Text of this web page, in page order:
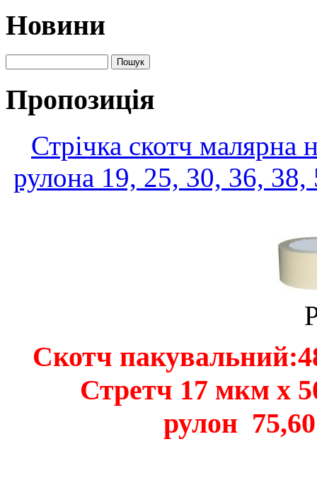
Новини
Пропозиція
Стрічка скотч малярна
рулона 19, 25, 30, 36,
Скотч
Стретч 17 мкм х
рулон